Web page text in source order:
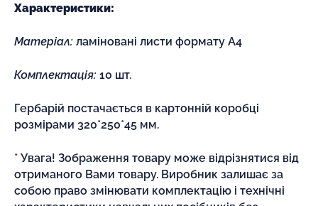
Характеристики:
Матеріал: ламіновані листи формату А4
Комплектація: 10 шт.
Гербарій постачається в картонній коробці
розмірами 320*250*45 мм.
* Увага! Зображення товару може відрізнятися від
отриманого Вами товару. Виробник залишає за
собою право змінювати комплектацію і технічні